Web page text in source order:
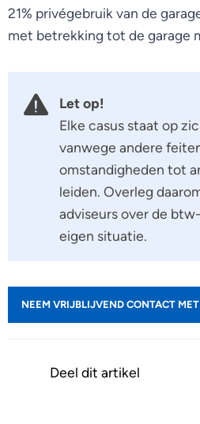
21% privégebruik van de
met betrekking tot de garage
Let op!
Elke casus staat op
vanwege andere
omstandigheden tot
leiden. Overleg
adviseurs over de
eigen situatie.
NEEM VRIJBLIJVEND CONTACT
Deel dit artikel